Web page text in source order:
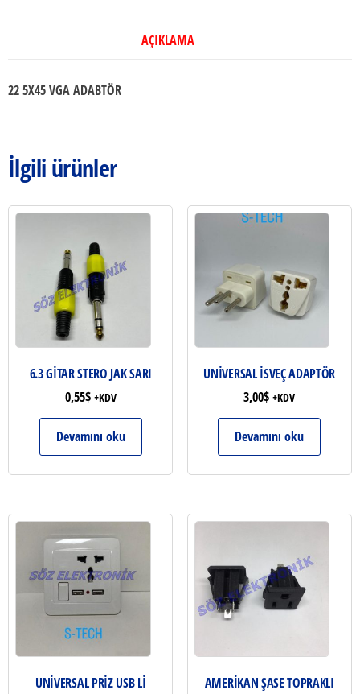
AÇIKLAMA
22 5X45 VGA ADABTÖR
İlgili ürünler
6.3 GİTAR STERO JAK SARI
0,55$ +KDV
Devamını oku
UNİVERSAL İSVEÇ ADAPTÖR
3,00$ +KDV
Devamını oku
UNİVERSAL PRİZ USB Lİ
AMERİKAN ŞASE TOPRAKLI